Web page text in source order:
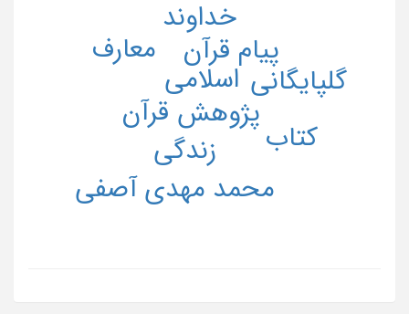
اسلامی
پژوهش
پیام قرآن
خداوند
زندگی
قرآن
گلپایگانی
محمد مهدی آصفى
معارف
کتاب